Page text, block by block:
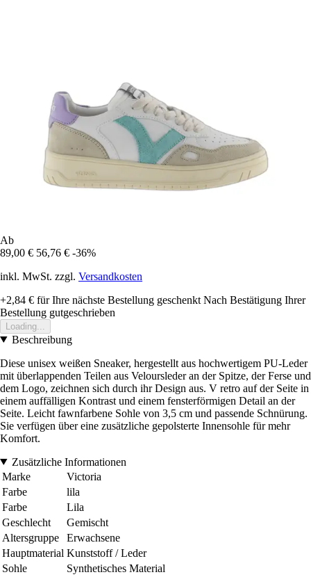
Ab
89,00 € 56,76 € -36%
inkl. MwSt. zzgl. Versandkosten
+2,84 € für Ihre nächste Bestellung geschenkt Nach Bestätigung Ihrer
Bestellung gutgeschrieben
Loading...
Beschreibung
Diese unisex weißen Sneaker, hergestellt aus hochwertigem PU-Leder
mit überlappenden Teilen aus Veloursleder an der Spitze, der Ferse und
dem Logo, zeichnen sich durch ihr Design aus. V retro auf der Seite in
einem auffälligen Kontrast und einem fensterförmigen Detail an der
Seite. Leicht fawnfarbene Sohle von 3,5 cm und passende Schnürung.
Sie verfügen über eine zusätzliche gepolsterte Innensohle für mehr
Komfort.
Zusätzliche Informationen
Marke
Victoria
Farbe
lila
Farbe
Lila
Geschlecht
Gemischt
Altersgruppe
Erwachsene
Hauptmaterial Kunststoff / Leder
Sohle
Synthetisches Material